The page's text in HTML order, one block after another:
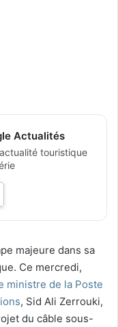
Actualités
touristique
majeure dans sa
Ce mercredi,
ministre de la Poste
, Sid Ali Zerrouki,
du câble sous-